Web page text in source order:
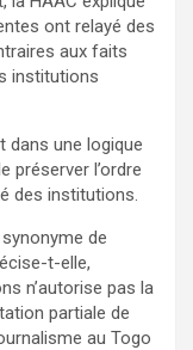
ont relayé des
aux faits
institutions
dans une logique
préserver l’ordre
des institutions.
de
t-elle,
n’autorise pas la
partiale de
au Togo